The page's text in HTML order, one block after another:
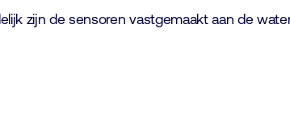
zijn de sensoren vastgemaakt aan de